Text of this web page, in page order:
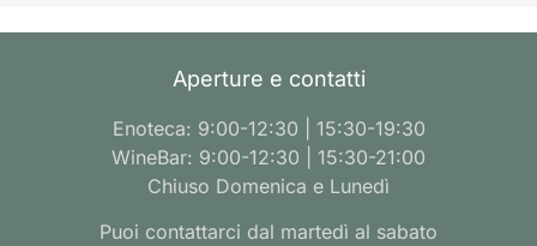
Aperture e contatti
Enoteca: 9:00-12:30 | 15:30-19:30
WineBar: 9:00-12:30 | 15:30-21:00
Chiuso Domenica e Lunedì
Puoi contattarci dal martedì al sabato